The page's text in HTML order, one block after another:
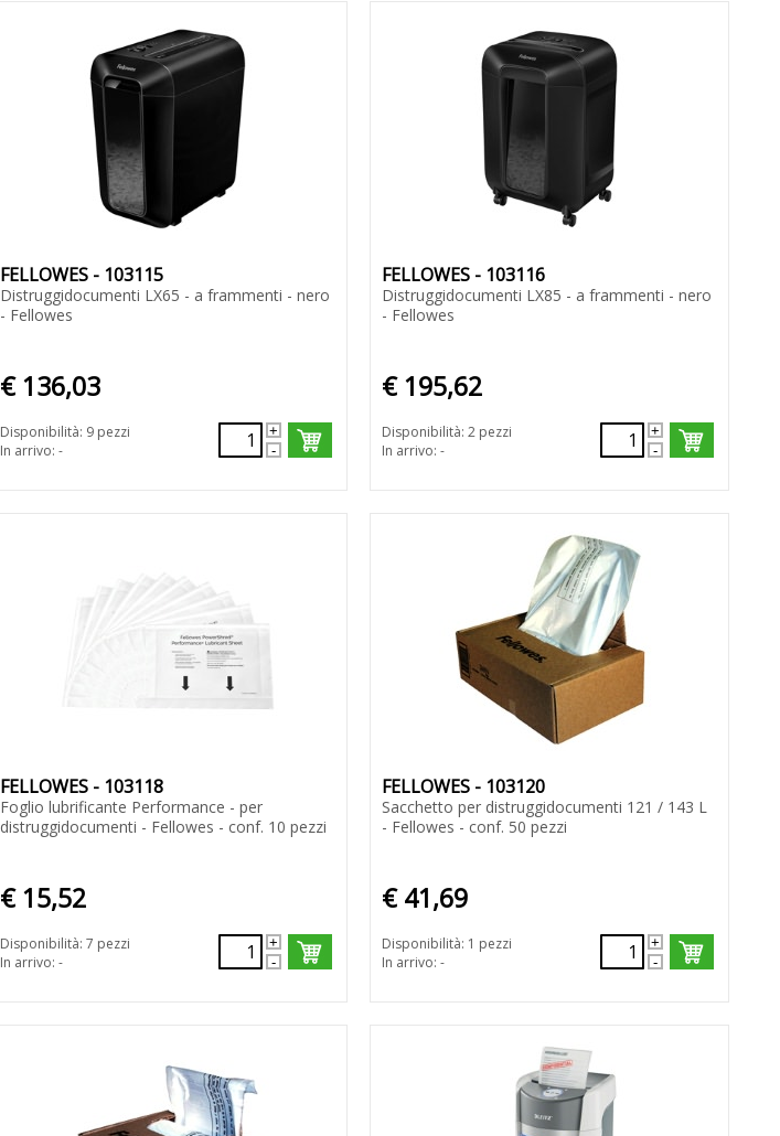
FELLOWES - 103115
Distruggidocumenti LX65 - a frammenti - nero
- Fellowes
€ 136,03
Disponibilità: 9 pezzi
In arrivo: -
FELLOWES - 103116
Distruggidocumenti LX85 - a frammenti - nero
- Fellowes
€ 195,62
Disponibilità: 2 pezzi
In arrivo: -
FELLOWES - 103118
Foglio lubrificante Performance - per
distruggidocumenti - Fellowes - conf. 10 pezzi
€ 15,52
Disponibilità: 7 pezzi
In arrivo: -
FELLOWES - 103120
Sacchetto per distruggidocumenti 121 / 143 L
- Fellowes - conf. 50 pezzi
€ 41,69
Disponibilità: 1 pezzi
In arrivo: -